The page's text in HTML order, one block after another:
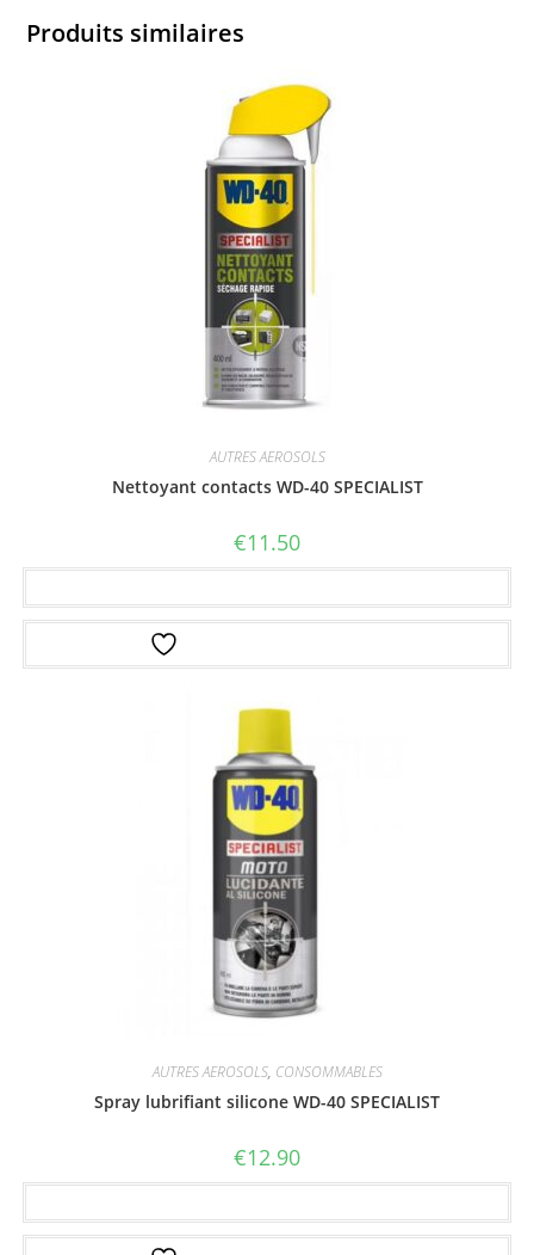
Produits similaires
AUTRES AEROSOLS
Nettoyant contacts WD-40 SPECIALIST
€11.50
AUTRES AEROSOLS, CONSOMMABLES
Spray lubrifiant silicone WD-40 SPECIALIST
€12.90